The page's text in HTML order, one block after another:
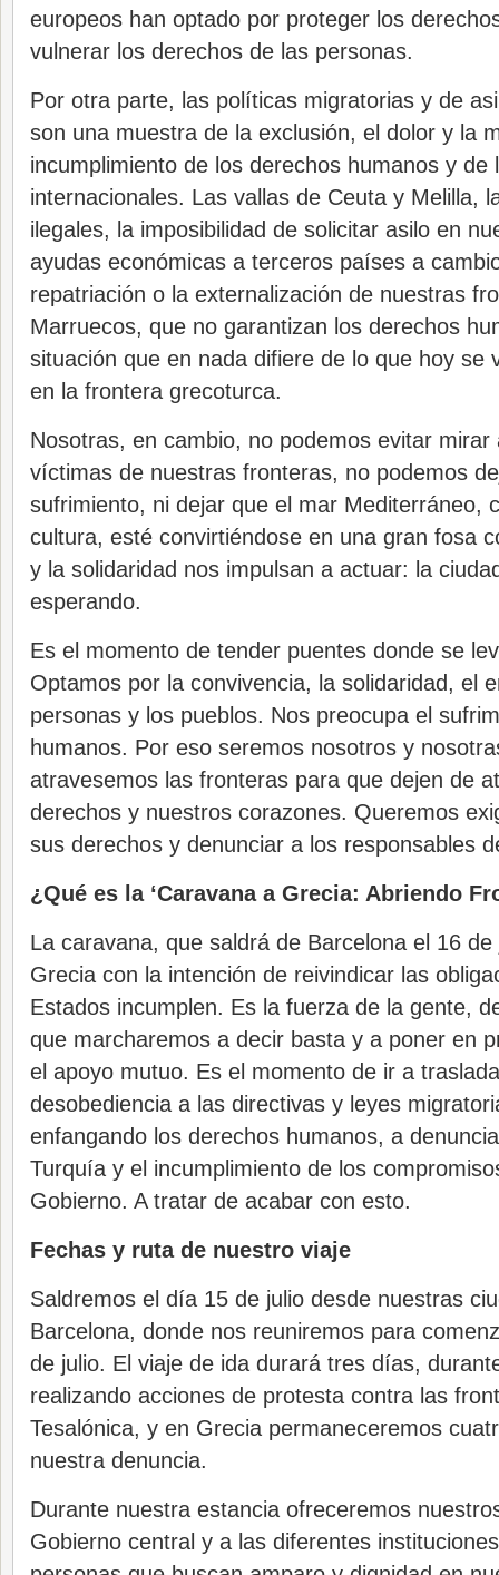
europeos han optado por proteger los
vulnerar los derechos de las personas.
Por otra parte, las políticas migratorias y de
son una muestra de la exclusión, el dolor y la
incumplimiento de los derechos humanos y de
internacionales. Las vallas de Ceuta y Melilla,
ilegales, la imposibilidad de solicitar asilo en
ayudas económicas a terceros países a
repatriación o la externalización de nuestras
Marruecos, que no garantizan los derechos
situación que en nada difiere de lo que hoy se
en la frontera grecoturca.
Nosotras, en cambio, no podemos evitar
víctimas de nuestras fronteras, no podemos
sufrimiento, ni dejar que el mar Mediterráneo,
cultura, esté convirtiéndose en una gran fosa
y la solidaridad nos impulsan a actuar: la
esperando.
Es el momento de tender puentes donde se
Optamos por la convivencia, la solidaridad, el
personas y los pueblos. Nos preocupa el
humanos. Por eso seremos nosotros y
atravesemos las fronteras para que dejen de
derechos y nuestros corazones. Queremos
sus derechos y denunciar a los responsables
¿Qué es la ‘Caravana a Grecia: Abriendo
La caravana, que saldrá de Barcelona el 16
Grecia con la intención de reivindicar las
Estados incumplen. Es la fuerza de la gente,
que marcharemos a decir basta y a poner en
el apoyo mutuo. Es el momento de ir a
desobediencia a las directivas y leyes
enfangando los derechos humanos, a
Turquía y el incumplimiento de los
Gobierno. A tratar de acabar con esto.
Fechas y ruta de nuestro viaje
Saldremos el día 15 de julio desde nuestras
Barcelona, donde nos reuniremos para
de julio. El viaje de ida durará tres días,
realizando acciones de protesta contra las
Tesalónica, y en Grecia permaneceremos
nuestra denuncia.
Durante nuestra estancia ofreceremos
Gobierno central y a las diferentes